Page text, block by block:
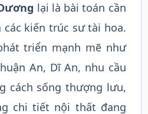
lại là bài toán cần
các kiến trúc sư tài hoa.
triển mạnh mẽ như
An, Dĩ An, nhu cầu
cách sống thượng lưu,
chi tiết nội thất đang